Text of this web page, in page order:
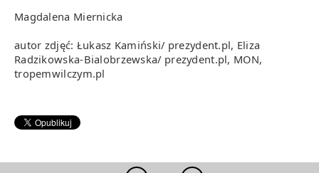
Magdalena Miernicka
autor zdjęć: Łukasz Kamiński/ prezydent.pl, Eliza
Radzikowska-Bialobrzewska/ prezydent.pl, MON,
tropemwilczym.pl